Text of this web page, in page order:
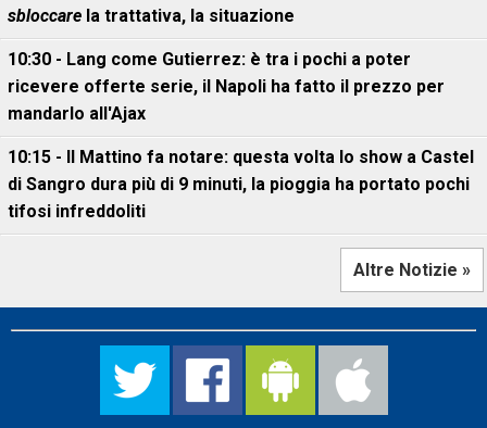
sbloccare la trattativa, la situazione
10:30 - Lang come Gutierrez: è tra i pochi a poter
ricevere offerte serie, il Napoli ha fatto il prezzo per
mandarlo all'Ajax
10:15 - Il Mattino fa notare: questa volta lo show a Castel
di Sangro dura più di 9 minuti, la pioggia ha portato pochi
tifosi infreddoliti
Altre Notizie »